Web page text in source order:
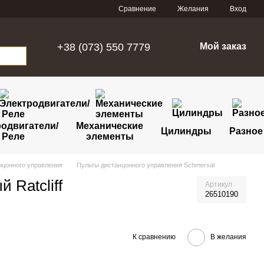
Сравнение Желания Вход
+38 (073) 550 7779 Мой заказ
Реле
Механические
элементы
Цилиндры Разное
управления Пульты дистанцонного управления Schmersal
Ratcliff Артикул
26510190
К сравнению В желания